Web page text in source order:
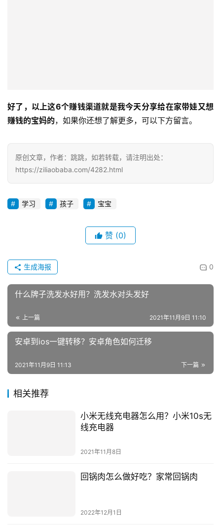
好了，以上这6个赚钱渠道就是我今天分享给在家带娃又想
赚钱的宝妈的，如果你还想了解更多，可以下方留言。
原创文章，作者：跳跳，如若转载，请注明出处：
https://ziliaobaba.com/4282.html
学习 孩子 宝宝
赞 (0)
0
生成海报
什么牌子洗发水好用？洗发水对头发好
上一篇 2021年11月9日 11:10
安卓到ios一键转移？安卓角色如何迁移
下一篇
2021年11月9日 11:13
相关推荐
小米无线充电器怎么用？小米10s无
线充电器
2021年11月8日
回锅肉怎么做好吃？家常回锅肉
2022年12月1日